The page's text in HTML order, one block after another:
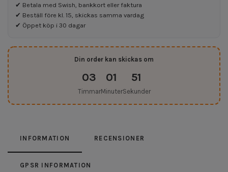
✔ Betala med Swish, bankkort eller faktura
✔ Beställ före kl. 15, skickas samma vardag
✔ Öppet köp i 30 dagar
Din order kan skickas om
03
Timmar
01
Minuter
51
Sekunder
INFORMATION RECENSIONER
GPSR INFORMATION